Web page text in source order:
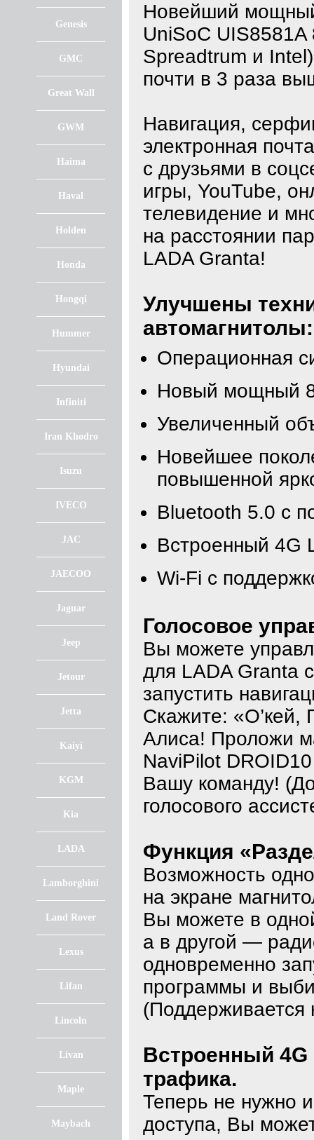
Genesis
GMC
Great Wall
GWM
Haima
Haval
Holden
Honda
Hongqi
Hummer
Hyundai
Infiniti
Iran Khodro
Isuzu
IVECO
JAC
JAECOO
Jaguar
Jeep
Jetour
Jetta
Kaiyi
KGM
Kia
LADA
Lamborghini
Land Rover
Lexus
Lifan
Lincoln
Livan
Maple
Maybach
Новейший
UniSoC UIS8581A
Spreadtrum и
почти в 3 раза
Навигация,
электронная
с друзьями в
игры, YouTube,
телевидение и
на расстоянии
LADA Granta!
Улучшены
автомагнитолы:
Операционная
Новый мощный
Увеличенный
Новейшее
повышенной
Bluetooth 5.0 с
Встроенный 4G
Wi-Fi с
Голосовое
Вы можете
для LADA Granta
запустить
Скажите: «О’кей,
Алиса! Проложи
NaviPilot
Вашу команду!
голосового
Функция
Возможность
на экране
Вы можете в
а в другой —
одновременно
программы и
Встроенный 4G
трафика.
Теперь не нужно
доступа, Вы